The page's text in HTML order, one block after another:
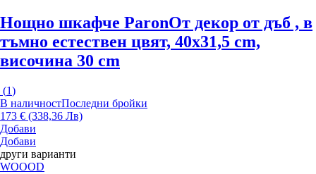
Нощно шкафче ParonОт декор от дъб , в
тъмно естествен цвят, 40x31,5 cm,
височина 30 cm
(1)
В наличностПоследни бройки
173 € (338,36 Лв)
Добави
Добави
други варианти
WOOOD